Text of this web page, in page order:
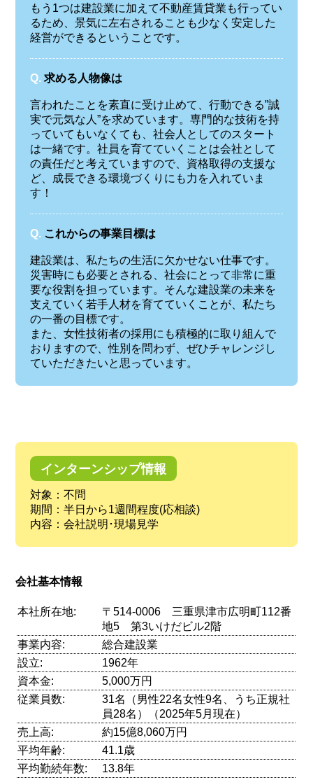
もう1つは建設業に加えて不動産賃貸業も行ってい
るため、景気に左右されることも少なく安定した
経営ができるということです。
Q. 求める人物像は
言われたことを素直に受け止めて、行動できる”誠
実で元気な人”を求めています。専門的な技術を持
っていてもいなくても、社会人としてのスタート
は一緒です。社員を育てていくことは会社として
の責任だと考えていますので、資格取得の支援な
ど、成長できる環境づくりにも力を入れていま
す！
Q. これからの事業目標は
建設業は、私たちの生活に欠かせない仕事です。
災害時にも必要とされる、社会にとって非常に重
要な役割を担っています。そんな建設業の未来を
支えていく若手人材を育てていくことが、私たち
の一番の目標です。
また、女性技術者の採用にも積極的に取り組んで
おりますので、性別を問わず、ぜひチャレンジし
ていただきたいと思っています。
インターンシップ情報
対象：不問
期間：半日から1週間程度(応相談)
内容：会社説明･現場見学
会社基本情報
本社所在地:
〒514-0006 三重県津市広明町112番
地5 第3いけだビル2階
事業内容:
総合建設業
設立:
1962年
資本金:
5,000万円
従業員数:
31名（男性22名女性9名、うち正規社
員28名）（2025年5月現在）
売上高:
約15億8,060万円
平均年齢:
41.1歳
平均勤続年数:
13.8年